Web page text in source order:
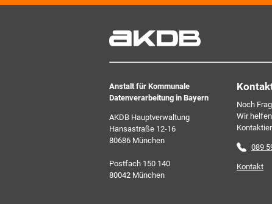
Arbeitskreise und Umfragen in allen
kostenlos. Aber auch schnell und
zeitgemäß digital. Dafür benötigen wir
jederzeit widerrufen können.
Anstalt für Kommunale
Datenverarbeitung in Bayern
AKDB Hauptverwaltung
Hansastraße 12-16
80686 München
Postfach 150 140
80042 München
Noch
Wir
089
Kontakt